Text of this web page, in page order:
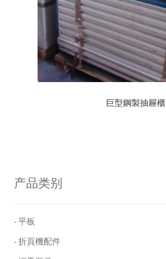
巨型鋼製抽屜櫃
产品类别
- 平板
- 折頁機配件